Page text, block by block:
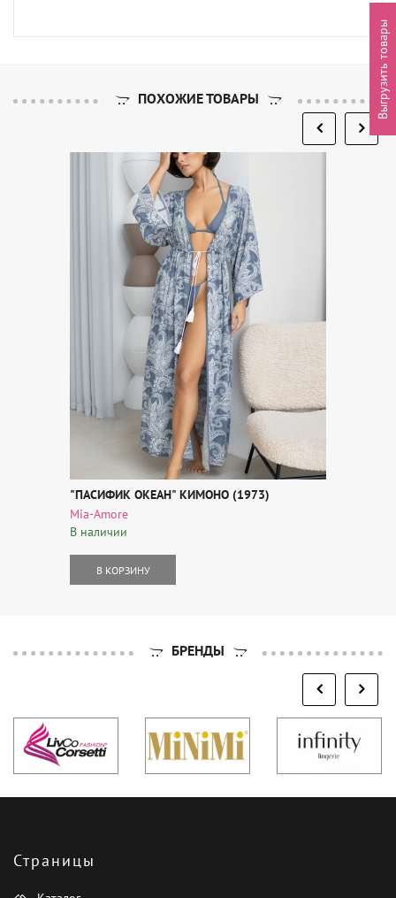
ПОХОЖИЕ ТОВАРЫ
"ПАСИФИК ОКЕАН" КИМОНО (1973)
Mia-Amore
В наличии
В КОРЗИНУ
БРЕНДЫ
Страницы
Выгрузить товары